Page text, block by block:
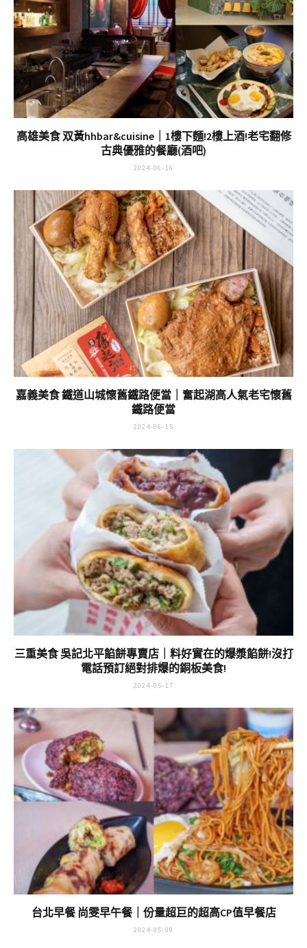
高雄美食 双黃hhbar&cuisine｜1樓下麵!2樓上酒!老宅翻修
古典優雅的餐廳(酒吧)
2024-06-16
嘉義美食 鐵道山城懷舊鐵路便當｜奮起湖高人氣老宅懷舊
鐵路便當
2024-06-15
三重美食 吳記北平餡餅專賣店｜料好實在的爆漿餡餅!沒打
電話預訂絕對排爆的銅板美食!
2024-05-17
台北早餐 尚雯早午餐｜份量超巨的超高CP值早餐店
2024-05-09